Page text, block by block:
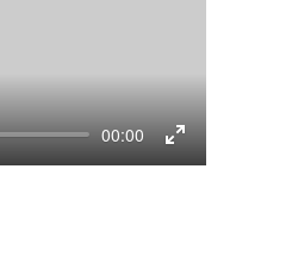
00:00
Enter